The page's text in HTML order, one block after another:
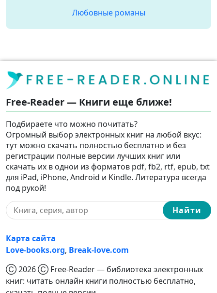
Любовные романы
Free-Reader — Книги еще ближе!
Подбираете что можно почитать?
Огромный выбор электронных книг на любой вкус:
тут можно скачать полностью бесплатно и без
регистрации полные версии лучших книг или
скачать их в однои из форматов pdf, fb2, rtf, epub, txt
для iPad, iPhone, Android и Kindle. Литература всегда
под рукой!
Найти
Карта сайта
Love-books.org, Break-love.com
Ⓒ 2026 Ⓒ Free-Reader — библиотека электронных
книг: читать онлайн книги полностью бесплатно,